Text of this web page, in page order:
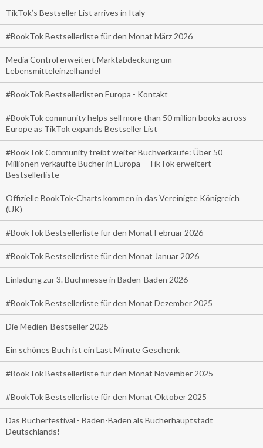
TikTok’s Bestseller List arrives in Italy
#BookTok Bestsellerliste für den Monat März 2026
Media Control erweitert Marktabdeckung um
Lebensmitteleinzelhandel
#BookTok Bestsellerlisten Europa - Kontakt
#BookTok community helps sell more than 50 million books across
Europe as TikTok expands Bestseller List
#BookTok Community treibt weiter Buchverkäufe: Über 50
Millionen verkaufte Bücher in Europa – TikTok erweitert
Bestsellerliste
Offizielle BookTok-Charts kommen in das Vereinigte Königreich
(UK)
#BookTok Bestsellerliste für den Monat Februar 2026
#BookTok Bestsellerliste für den Monat Januar 2026
Einladung zur 3. Buchmesse in Baden-Baden 2026
#BookTok Bestsellerliste für den Monat Dezember 2025
Die Medien-Bestseller 2025
Ein schönes Buch ist ein Last Minute Geschenk
#BookTok Bestsellerliste für den Monat November 2025
#BookTok Bestsellerliste für den Monat Oktober 2025
Das Bücherfestival - Baden-Baden als Bücherhauptstadt
Deutschlands!